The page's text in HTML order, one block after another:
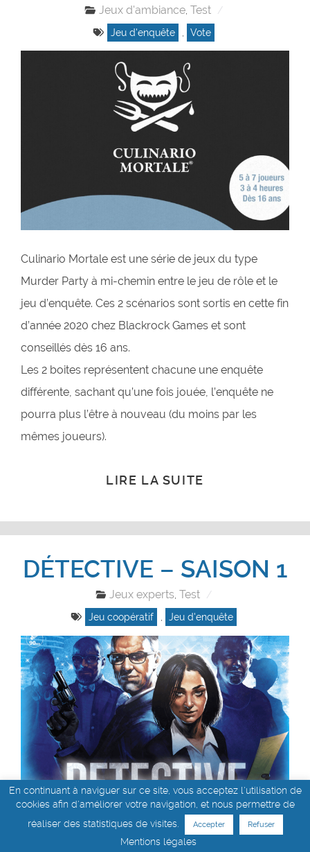
Jeux d'ambiance, Test
Jeu d'enquête Vote
Culinario Mortale est une série de jeux du type
Murder Party à mi-chemin entre le jeu de rôle et le
jeu d’enquête. Ces 2 scénarios sont sortis en cette fin
d’année 2020 chez Blackrock Games et sont
conseillés dès 16 ans.
Les 2 boites représentent chacune une enquête
différente, sachant qu’une fois jouée, l’enquête ne
pourra plus l’être à nouveau (du moins par les
mêmes joueurs).
LIRE LA SUITE
DÉTECTIVE – SAISON 1
Jeux experts, Test
Jeu coopératif , Jeu d'enquête
Après l’énorme succès du jeu Détective – Un jeu
En continuant à naviguer sur ce site, vous acceptez l'utilisation de
cookies afin d'améliorer votre navigation, et nous permettre de
réaliser des statistiques de visites.
Accepter Refuser
Mentions légales